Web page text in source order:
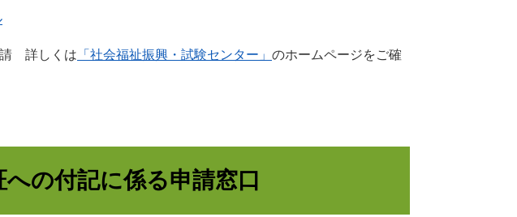
詳しくは 「社会福祉振興・試験センター」 のホームページをご確
の付記に係る申請窓口